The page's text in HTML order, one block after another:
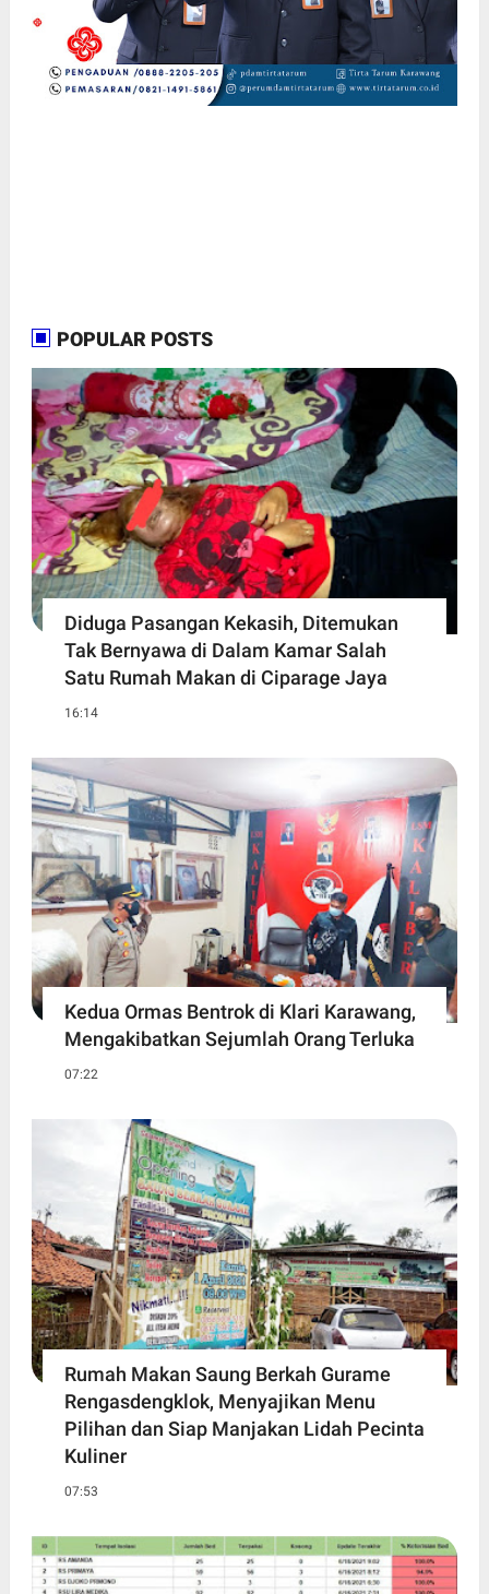
POPULAR POSTS
Diduga Pasangan Kekasih, Ditemukan
Tak Bernyawa di Dalam Kamar Salah
Satu Rumah Makan di Ciparage Jaya
16:14
Kedua Ormas Bentrok di Klari Karawang,
Mengakibatkan Sejumlah Orang Terluka
07:22
Rumah Makan Saung Berkah Gurame
Rengasdengklok, Menyajikan Menu
Pilihan dan Siap Manjakan Lidah Pecinta
Kuliner
07:53